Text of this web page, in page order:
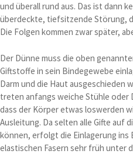
und überall rund aus. Das ist dann
überdeckte, tiefsitzende Störung,
Die Folgen kommen zwar später,
Der Dünne muss die oben
Giftstoffe in sein Bindegewebe
Darm und die Haut ausgeschieden
treten anfangs weiche Stühle oder
dass der Körper etwas loswerden
Ausleitung. Da selten alle Gifte auf
können, erfolgt die Einlagerung ins
elastischen Fasern sehr früh unter